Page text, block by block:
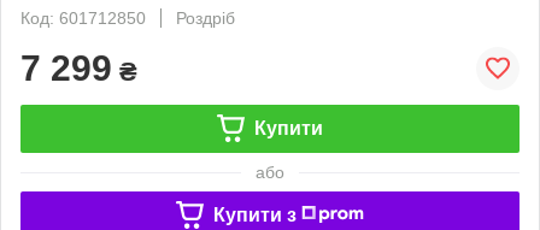
Код: 601712850
Роздріб
7 299 ₴
Купити
або
Купити з